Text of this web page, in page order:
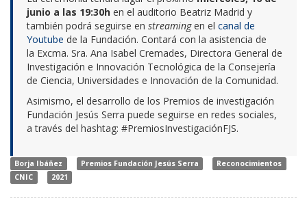
junio a las 19:30h en el auditorio Beatriz Madrid y
también podrá seguirse en streamingen el canal de
Youtube de la Fundación. Contará con la asistencia de
la Excma. Sra. Ana Isabel Cremades, Directora General de
Investigación e Innovación Tecnológica de la Consejería
de Ciencia, Universidades e Innovación de la Comunidad.
Asimismo, el desarrollo de los Premios de investigación
Fundación Jesús Serra puede seguirse en redes sociales,
a través del hashtag: #PremiosInvestigaciónFJS.
Borja Ibáñez Premios Fundación Jesús Serra
Reconocimientos
CNIC
2021